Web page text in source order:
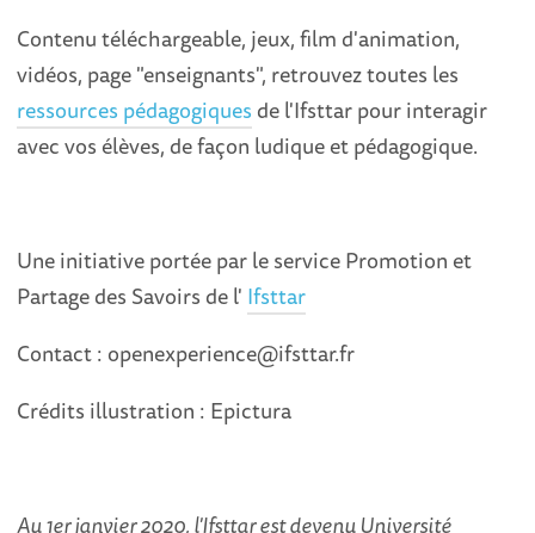
Contenu téléchargeable, jeux, film d'animation,
vidéos, page "enseignants", retrouvez toutes les
ressources pédagogiques de l'Ifsttar pour interagir
avec vos élèves, de façon ludique et pédagogique.
Une initiative portée par le service Promotion et
Partage des Savoirs de l' Ifsttar
Contact : openexperience@ifsttar.fr
Crédits illustration : Epictura
Au 1er janvier 2020, l'Ifsttar est devenu Université